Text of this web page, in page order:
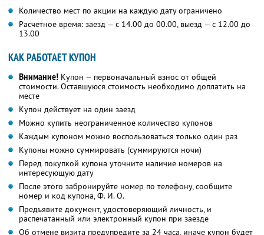
Количество мест по акции на каждую дату ограничено
Расчетное время: заезд — с 14.00 до 00.00, выезд — с 12.00 до
13.00
КАК РАБОТАЕТ КУПОН
Внимание! Купон — первоначальный взнос от общей
стоимости. Оставшуюся стоимость необходимо доплатить на
месте
Купон действует на один заезд
Можно купить неограниченное количество купонов
Каждым купоном можно воспользоваться только один раз
Купоны можно суммировать (суммируются ночи)
Перед покупкой купона уточните наличие номеров на
интересующую дату
После этого забронируйте номер по телефону, сообщите
номер и код купона,Ф. И. О.
Предъявите документ, удостоверяющий личность, и
распечатанный или электронный купон при заезде
Об отмене визита предупредите за 24 часа, иначе купон будет